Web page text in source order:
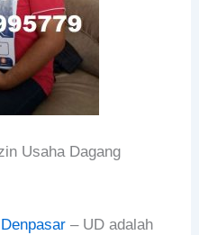
Usaha Dagang
– UD adalah